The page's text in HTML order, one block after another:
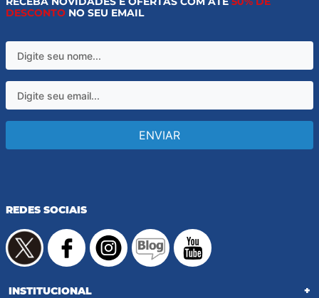
DESCONTO NO SEU EMAIL
ENVIAR
REDES SOCIAIS
INSTITUCIONAL +